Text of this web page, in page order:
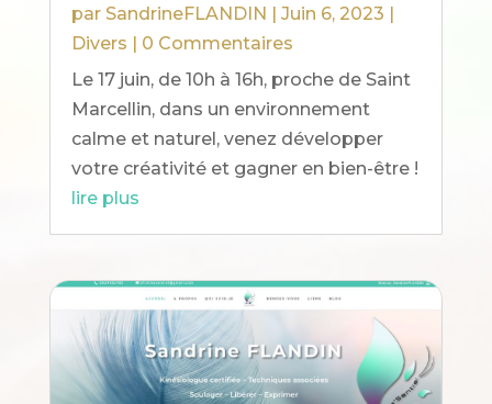
par SandrineFLANDIN | Juin 6, 2023 |
Divers | 0 Commentaires
Le 17 juin, de 10h à 16h, proche de Saint
Marcellin, dans un environnement
calme et naturel, venez développer
votre créativité et gagner en bien-être !
lire plus